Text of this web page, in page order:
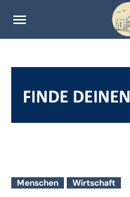
menu
Menschen Wirtschaft